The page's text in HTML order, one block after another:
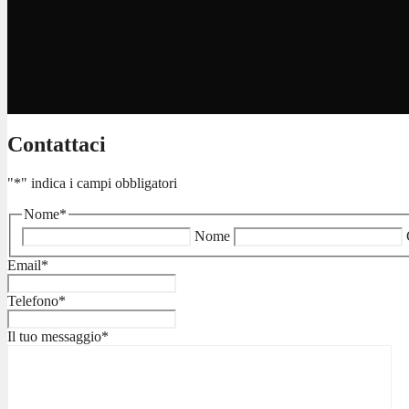
Contattaci
"*" indica i campi obbligatori
Nome*
Nome
Email*
Telefono*
Il tuo messaggio*